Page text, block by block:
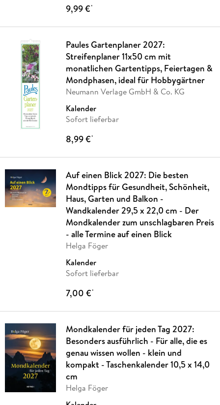
9,99 €*
Paules Gartenplaner 2027:
Streifenplaner 11x50 cm mit
monatlichen Gartentipps, Feiertagen &
Mondphasen, ideal für Hobbygärtner
Neumann Verlage GmbH & Co. KG
Kalender
Sofort lieferbar
8,99 €*
Auf einen Blick 2027: Die besten
Mondtipps für Gesundheit, Schönheit,
Haus, Garten und Balkon -
Wandkalender 29,5 x 22,0 cm - Der
Mondkalender zum unschlagbaren Preis
- alle Termine auf einen Blick
Helga Föger
Kalender
Sofort lieferbar
7,00 €*
Mondkalender für jeden Tag 2027:
Besonders ausführlich - Für alle, die es
genau wissen wollen - klein und
kompakt - Taschenkalender 10,5 x 14,0
cm
Helga Föger